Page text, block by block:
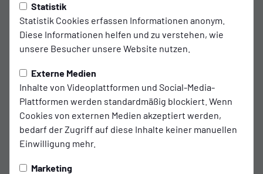
Statistik
Statistik Cookies erfassen Informationen anonym.
Diese Informationen helfen und zu verstehen, wie
unsere Besucher unsere Website nutzen.
Externe Medien
Inhalte von Videoplattformen und Social-Media-
Plattformen werden standardmäßig blockiert. Wenn
Cookies von externen Medien akzeptiert werden,
bedarf der Zugriff auf diese Inhalte keiner manuellen
Einwilligung mehr.
Marketing